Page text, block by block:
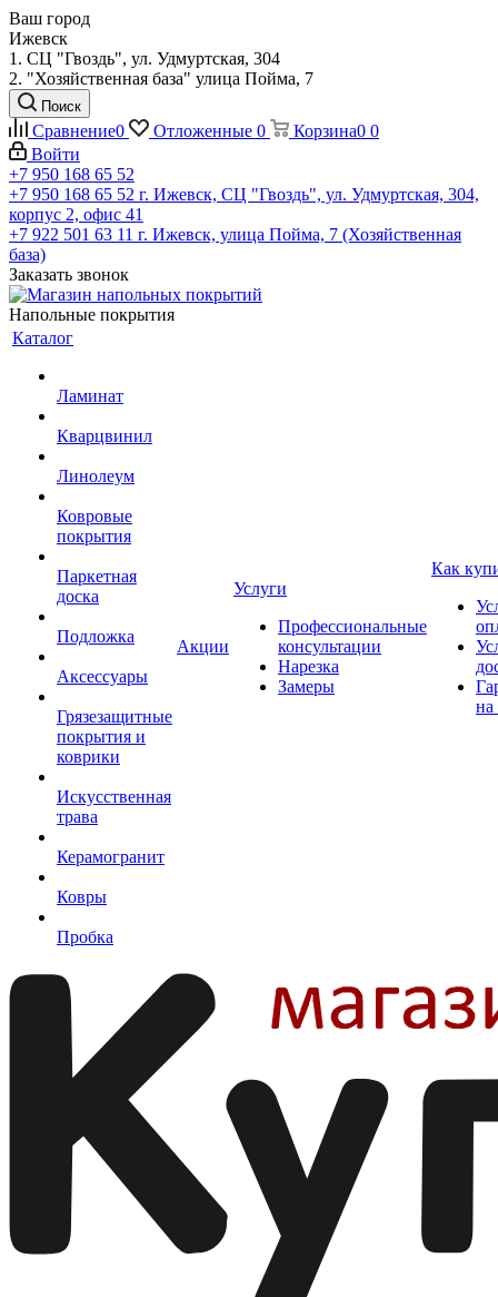
Ваш город
Ижевск
1. СЦ "Гвоздь", ул. Удмуртская, 304
2. "Хозяйственная база" улица Пойма, 7
Поиск
Сравнение0 Отложенные 0 Корзина0 0
Войти
+7 950 168 65 52
+7 950 168 65 52 г. Ижевск, СЦ "Гвоздь", ул. Удмуртская, 304,
корпус 2, офис 41
+7 922 501 63 11 г. Ижевск, улица Пойма, 7 (Хозяйственная
база)
Заказать звонок
Напольные покрытия
Каталог
Ламинат
Кварцвинил
Линолеум
Ковровые
покрытия
Паркетная
доска
Подложка
Аксессуары
Грязезащитные
покрытия и
коврики
Искусственная
трава
Керамогранит
Ковры
Пробка
Акции
Услуги
Профессиональные
консультации
Нарезка
Замеры
Как
на